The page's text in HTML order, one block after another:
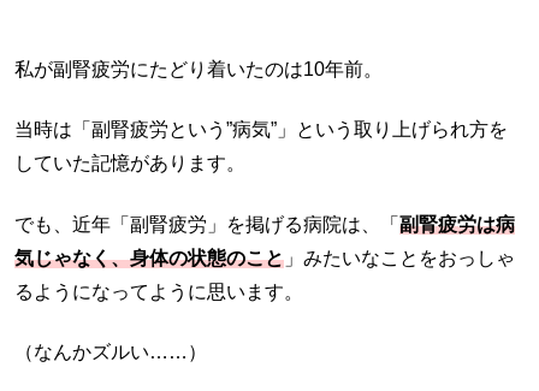
私が副腎疲労にたどり着いたのは10年前。
当時は「副腎疲労という”病気”」という取り上げられ方を
していた記憶があります。
でも、近年「副腎疲労」を掲げる病院は、「 副腎疲労は病
気じゃなく、身体の状態のこと 」みたいなことをおっしゃ
るようになってように思います。
（なんかズルい……）